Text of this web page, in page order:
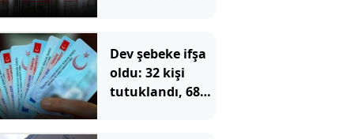
Dev şebeke ifşa
oldu: 32 kişi
tutuklandı, 687